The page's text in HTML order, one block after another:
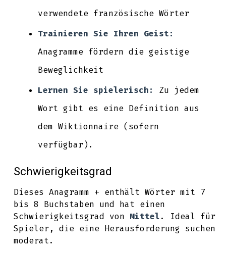
verwendete französische Wörter
Trainieren Sie Ihren Geist:
Anagramme fördern die geistige
Beweglichkeit
Lernen Sie spielerisch:
Zu jedem
Wort gibt es eine Definition aus
dem Wiktionnaire (sofern
verfügbar).
Schwierigkeitsgrad
Dieses Anagramm + enthält Wörter mit 7
bis 8 Buchstaben und hat einen
Schwierigkeitsgrad von Mittel. Ideal für
Spieler, die eine Herausforderung suchen
moderat.